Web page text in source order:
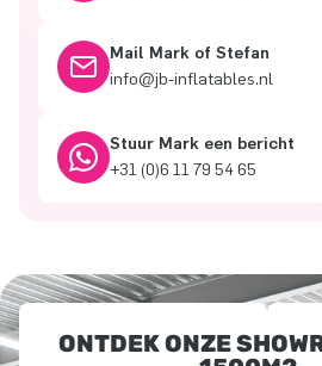
Mail Mark of Stefan
info@jb-inflatables.nl
Stuur Mark een bericht
+31 (0)6 11 79 54 65
ONTDEK ONZE